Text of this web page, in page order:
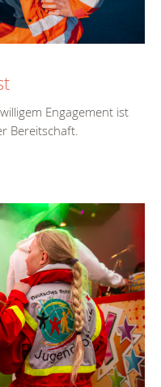
Engagement ist
Bereitschaft.